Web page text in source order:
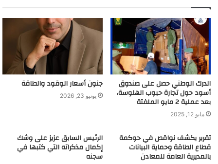
الدرك الوطني حصل على صندوق
أسود حول تجارة حبوب الهلوسة،
بعد عملية 2 مايو الملفتة
مايو 12, 2025
جنون أسعار الوقود والطاقة
يونيو 23, 2026
تقرير يكشف نواقص في حوكمة
قطاع الطاقة وحماية البيانات
بالمديرية العامة للمعادن
الرئيس السابق عزيز على وشك
إكمال مذكراته التي كتبها في
سجنه